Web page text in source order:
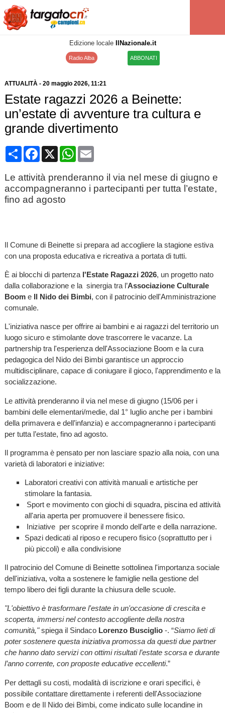
Edizione locale IlNazionale.it
Radio Alba ABBONATI
ATTUALITÀ- 20 maggio 2026, 11:21
Estate ragazzi 2026 a Beinette:
un’estate di avventure tra cultura e
grande divertimento
CondividiFacebook
X WhatsApp
Email
Le attività prenderanno il via nel mese di giugno e
accompagneranno i partecipanti per tutta l’estate,
fino ad agosto
Il Comune di Beinette si prepara ad accogliere la stagione estiva
con una proposta educativa e ricreativa a portata di tutti.
È ai blocchi di partenza l'Estate Ragazzi 2026, un progetto nato
dalla collaborazione e la sinergia tra l’Associazione Culturale
Boome Il Nido dei Bimbi, con il patrocinio dell'Amministrazione
comunale.
L'iniziativa nasce per offrire ai bambini e ai ragazzi del territorio un
luogo sicuro e stimolante dove trascorrere le vacanze. La
partnership tra l'esperienza dell'Associazione Boom e la cura
pedagogica del Nido dei Bimbi garantisce un approccio
multidisciplinare, capace di coniugare il gioco, l'apprendimento e la
socializzazione.
Le attività prenderanno il via nel mese di giugno (15/06 per i
bambini delle elementari/medie, dal 1° luglio anche per i bambini
della primavera e dell’infanzia) e accompagneranno i partecipanti
per tutta l’estate, fino ad agosto.
Il programma è pensato per non lasciare spazio alla noia, con una
varietà di laboratori e iniziative:
Laboratori creativi con attività manuali e artistiche per
stimolare la fantasia.
Sport e movimento con giochi di squadra, piscina ed attività
all'aria aperta per promuovere il benessere fisico.
Iniziative per scoprire il mondo dell'arte e della narrazione.
Spazi dedicati al riposo e recupero fisico (soprattutto per i
più piccoli) e alla condivisione
Il patrocinio del Comune di Beinette sottolinea l'importanza sociale
dell'iniziativa, volta a sostenere le famiglie nella gestione del
tempo libero dei figli durante la chiusura delle scuole.
"L'obiettivo è trasformare l'estate in un'occasione di crescita e
scoperta, immersi nel contesto accogliente della nostra
comunità,"spiega il Sindaco Lorenzo Busciglio-. “Siamo lieti di
poter sostenere questa iniziativa promossa da questi due partner
che hanno dato servizi con ottimi risultati l’estate scorsa e durante
l’anno corrente, con proposte educative eccellenti.”
Per dettagli su costi, modalità di iscrizione e orari specifici, è
possibile contattare direttamente i referenti dell'Associazione
Boom e de Il Nido dei Bimbi, come indicato sulle locandine in